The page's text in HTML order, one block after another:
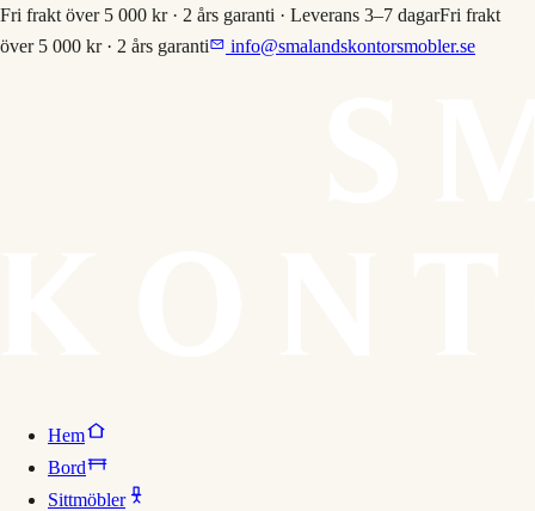
Fri frakt över 5 000 kr · 2 års garanti · Leverans 3–7 dagarFri frakt
över 5 000 kr · 2 års garanti
info@smalandskontorsmobler.se
Hem
Bord
Sittmöbler